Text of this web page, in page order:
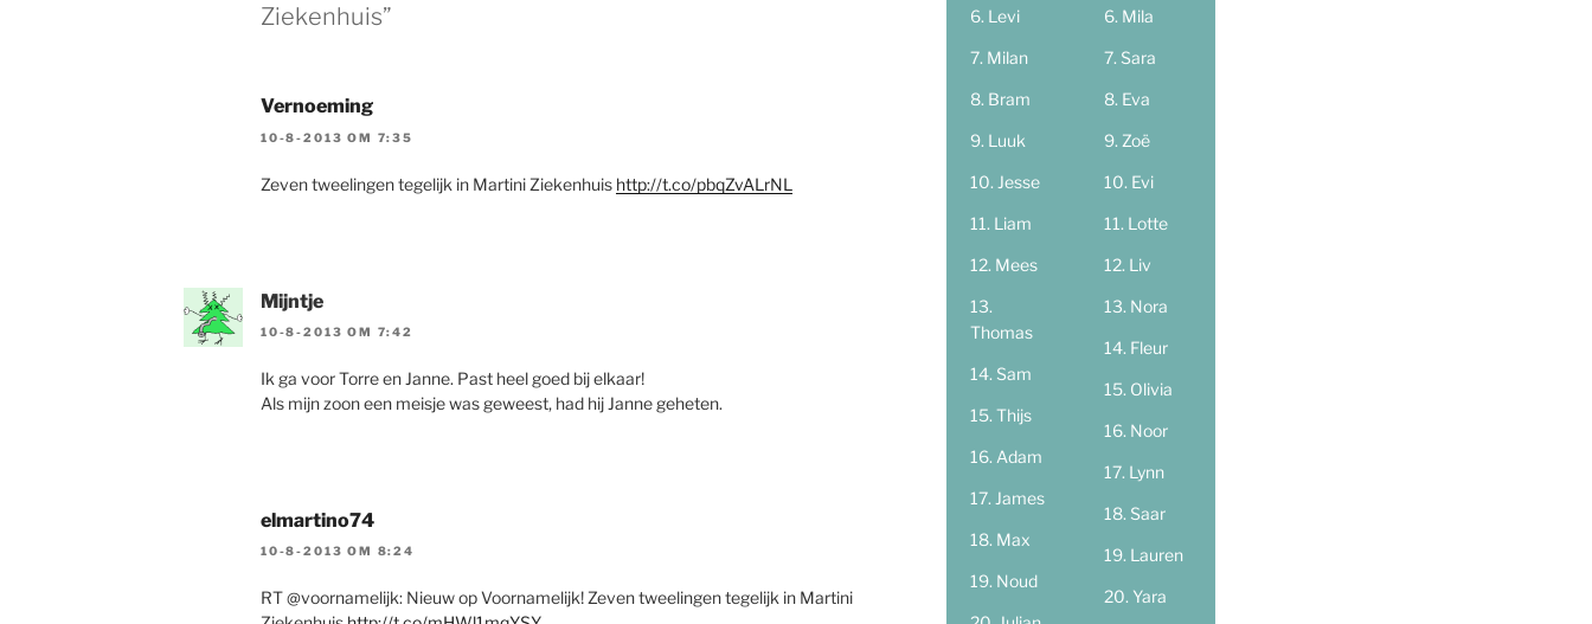
Ziekenhuis”
Vernoeming
10-8-2013 OM 7:35
Zeven tweelingen tegelijk in Martini Ziekenhuis http://t.co/pbqZvALrNL
Mijntje
10-8-2013 OM 7:42
Ik ga voor Torre en Janne. Past heel goed bij elkaar!
Als mijn zoon een meisje was geweest, had hij Janne geheten.
elmartino74
10-8-2013 OM 8:24
RT @voornamelijk: Nieuw op Voornamelijk! Zeven tweelingen tegelijk in Martini
Levi
Milan
Bram
Luuk
Jesse
Liam
Mees
Thomas
Sam
Thijs
Adam
James
Max
Noud
Mila
Sara
Eva
Zoë
Evi
Lotte
Liv
Nora
Fleur
Olivia
Noor
Lynn
Saar
Lauren
Yara